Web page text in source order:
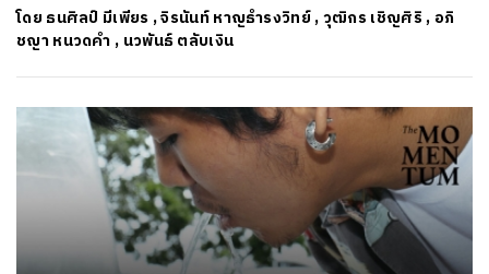
โดย ธนศิลป์ มีเพียร ,จิรนันท์ หาญธำรงวิทย์,วุฒิกร เชิญศิริ, อภิ
ชญา หนวดคำ , นวพันธ์ ตลับเงิน